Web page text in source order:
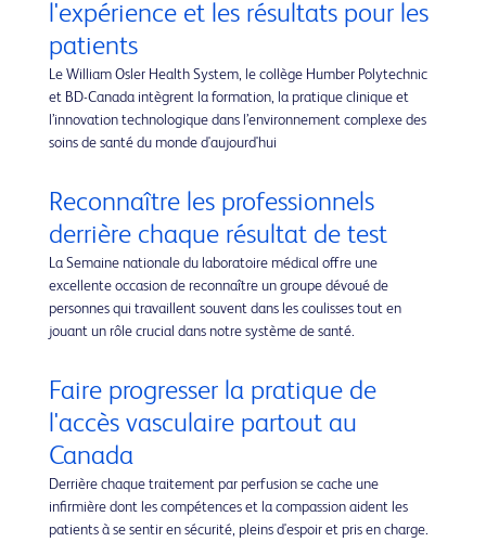
l'expérience et les résultats pour les
patients
Le William Osler Health System, le collège Humber Polytechnic
et BD-Canada intègrent la formation, la pratique clinique et
l’innovation technologique dans l’environnement complexe des
soins de santé du monde d'aujourd'hui
Reconnaître les professionnels
derrière chaque résultat de test
La Semaine nationale du laboratoire médical offre une
excellente occasion de reconnaître un groupe dévoué de
personnes qui travaillent souvent dans les coulisses tout en
jouant un rôle crucial dans notre système de santé.
Faire progresser la pratique de
l'accès vasculaire partout au
Canada
Derrière chaque traitement par perfusion se cache une
infirmière dont les compétences et la compassion aident les
patients à se sentir en sécurité, pleins d'espoir et pris en charge.